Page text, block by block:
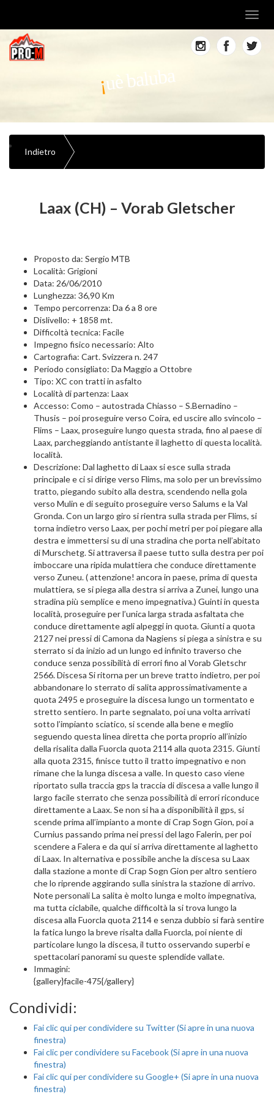
uè baluba
Indietro
Laax (CH) – Vorab Gletscher
Proposto da: Sergio MTB
Località: Grigioni
Data: 26/06/2010
Lunghezza: 36,90 Km
Tempo percorrenza: Da 6 a 8 ore
Dislivello: + 1858 mt.
Difficoltà tecnica: Facile
Impegno fisico necessario: Alto
Cartografia: Cart. Svizzera n. 247
Periodo consigliato: Da Maggio a Ottobre
Tipo: XC con tratti in asfalto
Località di partenza: Laax
Accesso: Como – autostrada Chiasso – S.Bernadino –
Thusis – poi proseguire verso Coira, ed uscire allo svincolo –
Flims – Laax, proseguire lungo questa strada, fino al paese di
Laax, parcheggiando antistante il laghetto di questa località.
località.
Descrizione: Dal laghetto di Laax si esce sulla strada
principale e ci si dirige verso Flims, ma solo per un brevissimo
tratto, piegando subito alla destra, scendendo nella gola
verso Mulin e di seguito proseguire verso Salums e la Val
Gronda. Con un largo giro si rientra sulla strada per Flims, si
torna indietro verso Laax, per pochi metri per poi piegare alla
destra e immettersi su di una stradina che porta nell’abitato
di Murschetg. Si attraversa il paese tutto sulla destra per poi
imboccare una ripida mulattiera che conduce direttamente
verso Zuneu. ( attenzione! ancora in paese, prima di questa
mulattiera, se si piega alla destra si arriva a Zunei, lungo una
stradina più semplice e meno impegnativa.) Guinti in questa
località, proseguire per l’unica larga strada asfaltata che
conduce direttamente agli alpeggi in quota. Giunti a quota
2127 nei pressi di Camona da Nagiens si piega a sinistra e su
sterrato si da inizio ad un lungo ed infinito traverso che
conduce senza possibilità di errori fino al Vorab Gletschr
2566. Discesa Si ritorna per un breve tratto indietro, per poi
abbandonare lo sterrato di salita approssimativamente a
quota 2495 e proseguire la discesa lungo un tormentato e
stretto sentiero. In parte segnalato, poi una volta arrivati
sotto l’impianto sciatico, si scende alla bene e meglio
seguendo questa linea diretta che porta proprio all’inizio
della risalita dalla Fuorcla quota 2114 alla quota 2315. Giunti
alla quota 2315, finisce tutto il tratto impegnativo e non
rimane che la lunga discesa a valle. In questo caso viene
riportato sulla traccia gps la traccia di discesa a valle lungo il
largo facile sterrato che senza possibilità di errori riconduce
direttamente a Laax. Se non si ha a disponibilità il gps, si
scende prima all’impianto a monte di Crap Sogn Gion, poi a
Curnius passando prima nei pressi del lago Falerin, per poi
scendere a Falera e da qui si arriva direttamente al laghetto
di Laax. In alternativa e possibile anche la discesa su Laax
dalla stazione a monte di Crap Sogn Gion per altro sentiero
che lo riprende aggirando sulla sinistra la stazione di arrivo.
Note personali La salita è molto lunga e molto impegnativa,
ma tutta ciclabile, qualche difficoltà la si trova lungo la
discesa alla Fuorcla quota 2114 e senza dubbio si farà sentire
la fatica lungo la breve risalta dalla Fuorcla, poi niente di
particolare lungo la discesa, il tutto osservando superbi e
spettacolari panorami su queste splendide vallate.
Immagini:
{gallery}facile-475{/gallery}
Condividi:
Fai clic qui per condividere su Twitter (Si apre in una nuova
finestra)
Fai clic per condividere su Facebook (Si apre in una nuova
finestra)
Fai clic qui per condividere su Google+ (Si apre in una nuova
finestra)